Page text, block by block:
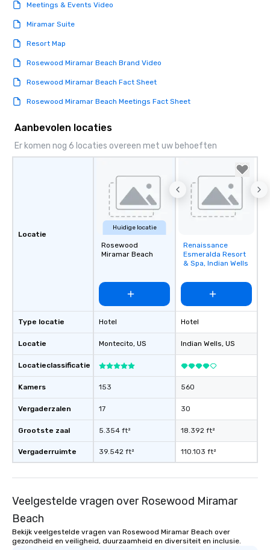
Meetings & Events Video
Miramar Suite
Resort Map
Rosewood Miramar Beach Brand Video
Rosewood Miramar Beach Fact Sheet
Rosewood Miramar Beach Meetings Fact Sheet
Aanbevolen locaties
Er komen nog 6 locaties overeen met uw behoeften
Locatie
Type locatie
Locatie
Locatieclassificatie
Kamers
Vergaderzalen
Grootste zaal
Vergaderruimte
Huidige locatie
Rosewood
Miramar Beach
Hotel
Montecito, US
153
17
5.354 ft²
39.542 ft²
Removed from
favorites
Renaissance
Esmeralda Resort
& Spa, Indian Wells
Hotel
Indian Wells, US
560
30
18.392 ft²
110.103 ft²
Veelgestelde vragen over Rosewood Miramar
Beach
Bekijk veelgestelde vragen van Rosewood Miramar Beach over
gezondheid en veiligheid, duurzaamheid en diversiteit en inclusie.